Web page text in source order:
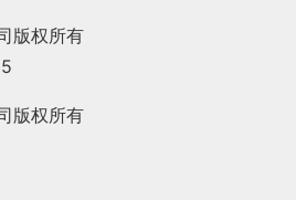
版权所有
版权所有